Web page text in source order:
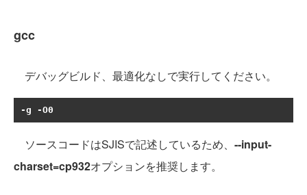
gcc
デバッグビルド、最適化なしで実行してください。
-g -O0
ソースコードはSJISで記述しているため、 --input-
charset=cp932オプションを推奨します。